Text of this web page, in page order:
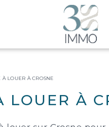
LOUER À CROSNE
LOUER À